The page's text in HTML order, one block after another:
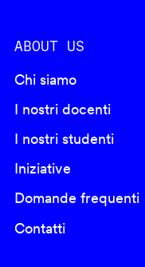
ABOUT US
Chi siamo
I nostri docenti
I nostri studenti
Iniziative
Domande frequenti
Contatti